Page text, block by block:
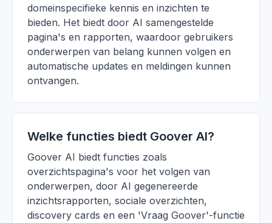
domeinspecifieke kennis en inzichten te
bieden. Het biedt door AI samengestelde
pagina's en rapporten, waardoor gebruikers
onderwerpen van belang kunnen volgen en
automatische updates en meldingen kunnen
ontvangen.
Welke functies biedt Goover AI?
Goover AI biedt functies zoals
overzichtspagina's voor het volgen van
onderwerpen, door AI gegenereerde
inzichtsrapporten, sociale overzichten,
discovery cards en een 'Vraag Goover'-functie